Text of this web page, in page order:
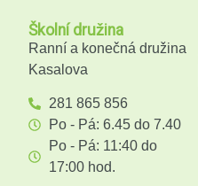
Školní družina
Ranní a konečná družina
Kasalova
281 865 856
Po - Pá: 6.45 do 7.40
Po - Pá: 11:40 do
17:00 hod.